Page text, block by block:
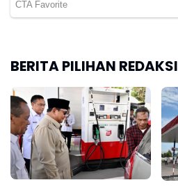
BERITA PILIHAN REDAKSI